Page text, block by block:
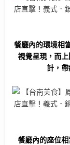
餐廳內的環境相
視覺呈現，而
計，
餐廳內的座位